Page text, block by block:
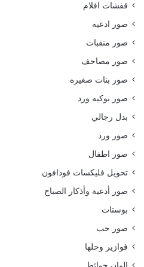
قفشات افلام
صور ادعيه
صور منقبات
صور مصاحف
صور بنات صغيره
صور بوكيه ورد
بدل رجالي
صور ورد
صور اطفال
تحويل فليكسات فودافون
صور أدعية وأذكار الصباح
بوستات
صور حب
فوازير وحلها